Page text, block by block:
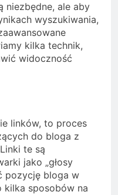
niezbędne, ale aby
wyszukiwania,
kilka technik,
widoczność
linków, to proces
do bloga z
te są
jako „głosy
pozycję bloga w
kilka sposobów na